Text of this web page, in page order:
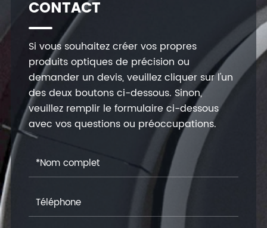
CONTACT
Si vous souhaitez créer vos propres
produits optiques de précision ou
demander un devis, veuillez cliquer sur l'un
des deux boutons ci-dessous. Sinon,
veuillez remplir le formulaire ci-dessous
avec vos questions ou préoccupations.